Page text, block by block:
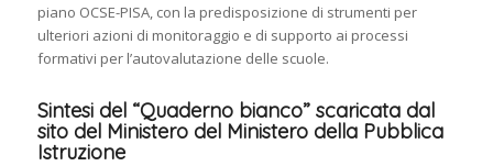
piano OCSE-PISA, con la predisposizione di strumenti per
ulteriori azioni di monitoraggio e di supporto ai processi
formativi per l’autovalutazione delle scuole.
Sintesi del “Quaderno bianco” scaricata dal
sito del Ministero del Ministero della Pubblica
Istruzione